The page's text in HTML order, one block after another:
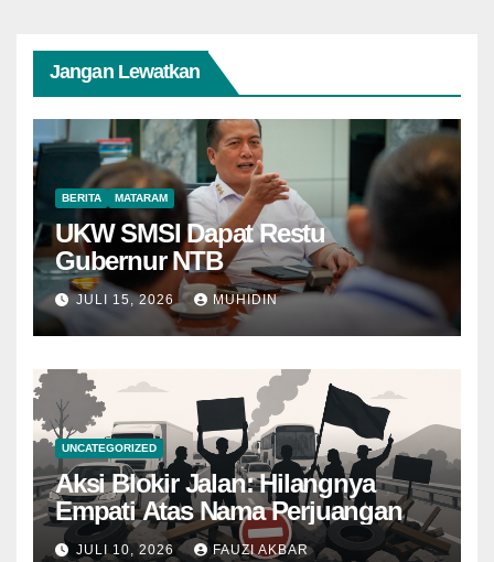
Jangan Lewatkan
BERITA MATARAM
UKW SMSI Dapat Restu
Gubernur NTB
JULI 15, 2026 MUHIDIN
UNCATEGORIZED
Aksi Blokir Jalan: Hilangnya
Empati Atas Nama Perjuangan
JULI 10, 2026 FAUZI AKBAR